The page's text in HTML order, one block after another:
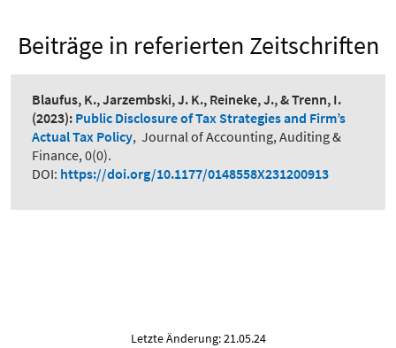
Beiträge in referierten Zeitschriften
Blaufus, K., Jarzembski, J. K., Reineke, J., & Trenn, I.
(2023): Public Disclosure of Tax Strategies and Firm’s
Actual Tax Policy, Journal of Accounting, Auditing &
Finance, 0(0).
DOI: https://doi.org/10.1177/0148558X231200913
Letzte Änderung: 21.05.24